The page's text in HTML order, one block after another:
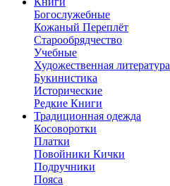
Богослужебные
Кожаный Переплёт
Старообрядчество
Учебные
Художественная литература
Букинистика
Исторические
Редкие Книги
Традиционная одежда
Косоворотки
Платки
Повойники Кички
Подручники
Пояса